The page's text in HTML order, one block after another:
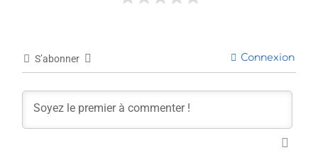
S’abonner Connexion